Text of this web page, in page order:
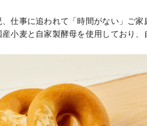
仕事に追われて「時間がない」ご家
小麦と自家製酵母を使用しており